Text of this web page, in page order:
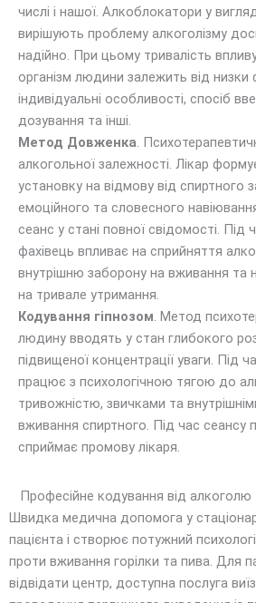
числі і нашої. Алкоблокатори у
вирішують проблему алкоголізму
надійно. При цьому тривалість
організм людини залежить від низки
індивідуальні особливості, спосіб
дозування та інші.
Метод Довженка.
алкогольної залежності. Лікар
установку на відмову від спиртного
емоційного та словесного
сеанс у стані повної свідомості. Під
фахівець впливає на сприйняття
внутрішню заборону на вживання та
на тривале утримання.
Кодування гіпнозом. Метод
людину вводять у стан глибокого
підвищеної концентрації уваги. Під
працює з психологічною тягою до
тривожністю, звичками та
вживання спиртного. Під час сеансу
сприймає промову лікаря.
Професійне кодування від алкоголю
Швидка медична допомога у
пацієнта і створює потужний
проти вживання горілки та пива. Для
відвідати центр, доступна послуга